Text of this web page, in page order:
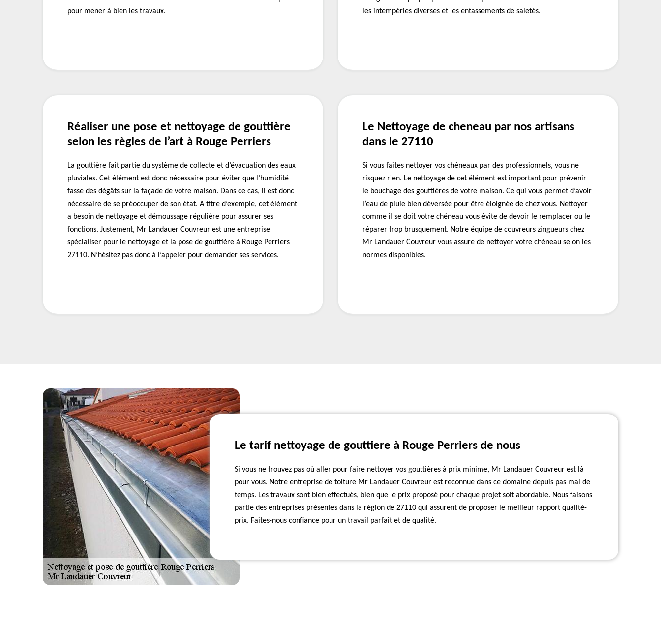
pour mener à bien les travaux.
les intempéries diverses et les entassements de saletés.
Réaliser une pose et nettoyage de gouttière
selon les règles de l’art à Rouge Perriers
La gouttière fait partie du système de collecte et d’évacuation des eaux
pluviales. Cet élément est donc nécessaire pour éviter que l’humidité
fasse des dégâts sur la façade de votre maison. Dans ce cas, il est donc
nécessaire de se préoccuper de son état. A titre d’exemple, cet élément
a besoin de nettoyage et démoussage régulière pour assurer ses
fonctions. Justement, Mr Landauer Couvreur est une entreprise
spécialiser pour le nettoyage et la pose de gouttière à Rouge Perriers
27110. N’hésitez pas donc à l’appeler pour demander ses services.
Le Nettoyage de cheneau par nos artisans
dans le 27110
Si vous faites nettoyer vos chéneaux par des professionnels, vous ne
risquez rien. Le nettoyage de cet élément est important pour prévenir
le bouchage des gouttières de votre maison. Ce qui vous permet d’avoir
l’eau de pluie bien déversée pour être éloignée de chez vous. Nettoyer
comme il se doit votre chéneau vous évite de devoir le remplacer ou le
réparer trop brusquement. Notre équipe de couvreurs zingueurs chez
Mr Landauer Couvreur vous assure de nettoyer votre chéneau selon les
normes disponibles.
Le tarif nettoyage de gouttiere à Rouge Perriers de nous
Si vous ne trouvez pas où aller pour faire nettoyer vos gouttières à prix minime, Mr Landauer Couvreur est là
pour vous. Notre entreprise de toiture Mr Landauer Couvreur est reconnue dans ce domaine depuis pas mal de
temps. Les travaux sont bien effectués, bien que le prix proposé pour chaque projet soit abordable. Nous faisons
partie des entreprises présentes dans la région de 27110 qui assurent de proposer le meilleur rapport qualité-
prix. Faites-nous confiance pour un travail parfait et de qualité.